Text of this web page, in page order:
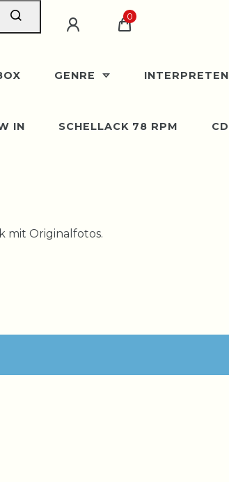
0
GENRE INTERPRETEN
IN SCHELLACK 78 RPM CD
mit Originalfotos.